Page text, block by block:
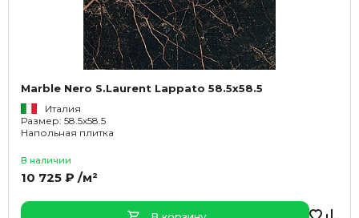
Marble Nero S.Laurent Lappato 58.5x58.5
Италия
Размер: 58.5x58.5
Напольная плитка
В наличии
10 725 ₽ /м²